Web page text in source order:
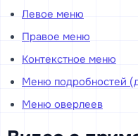
Левое меню
Правое меню
Контекстное меню
Меню подробностей
Меню оверлеев